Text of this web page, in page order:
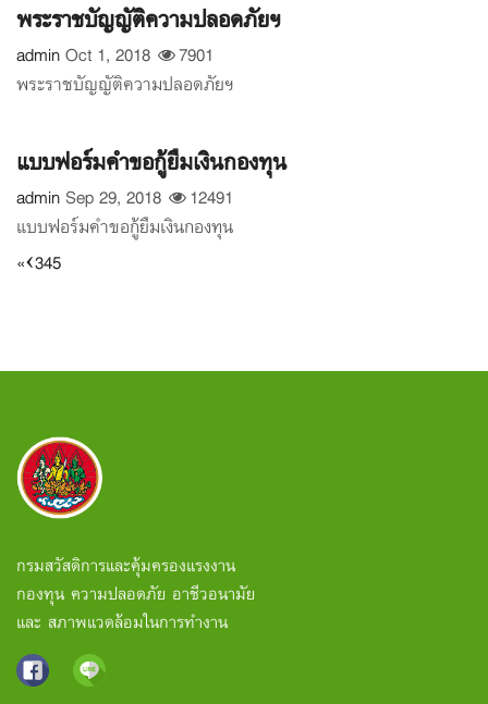
พระราชบัญญัติความปลอดภัยฯ
adminOct 1, 2018
7901
พระราชบัญญัติความปลอดภัยฯ
แบบฟอร์มคำขอกู้ยืมเงินกองทุน
admin Sep 29, 2018
12491
แบบฟอร์มคำขอกู้ยืมเงินกองทุน
«‹345
กรมสวัสดิการและคุ้มครองแรงงาน
กองทุน ความปลอดภัย อาชีวอนามัย
และ สภาพแวดล้อมในการทำงาน